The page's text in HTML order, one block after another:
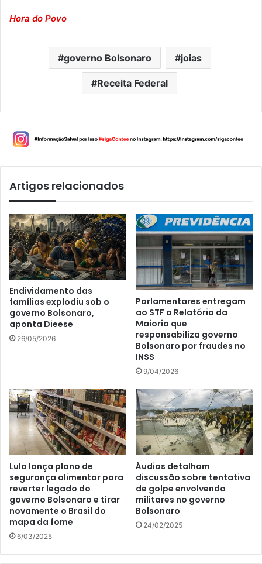
Hora do Povo
governo Bolsonaro joias
Receita Federal
Artigos relacionados
Endividamento das
famílias explodiu sob o
governo Bolsonaro,
aponta Dieese
26/05/2026
Parlamentares entregam
ao STF o Relatório da
Maioria que
responsabiliza governo
Bolsonaro por fraudes no
INSS
9/04/2026
Lula lança plano de
segurança alimentar para
reverter legado do
governo Bolsonaro e tirar
novamente o Brasil do
mapa da fome
6/03/2025
Áudios detalham
discussão sobre tentativa
de golpe envolvendo
militares no governo
Bolsonaro
24/02/2025